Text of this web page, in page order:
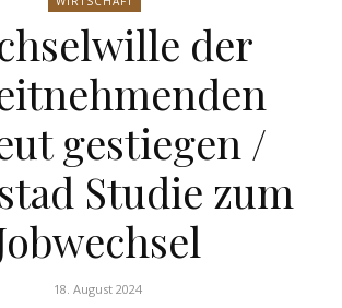
der
gestiegen /
Studie zum
18. August 2024